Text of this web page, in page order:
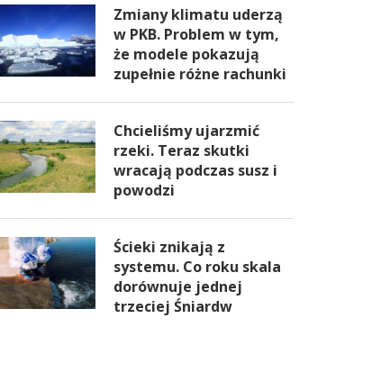
Zmiany klimatu uderzą
w PKB. Problem w tym,
że modele pokazują
zupełnie różne rachunki
Chcieliśmy ujarzmić
rzeki. Teraz skutki
wracają podczas susz i
powodzi
Ścieki znikają z
systemu. Co roku skala
dorównuje jednej
trzeciej Śniardw